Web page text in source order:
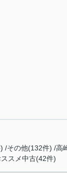
その他(132件) 高
メ中古(42件)